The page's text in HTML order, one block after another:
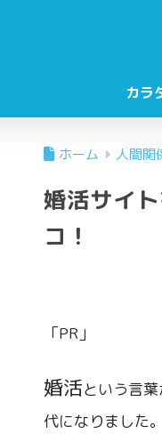
カラ
ホーム 人間関
婚活サイ
コ！
「PR」
婚活という言葉
代になりました。